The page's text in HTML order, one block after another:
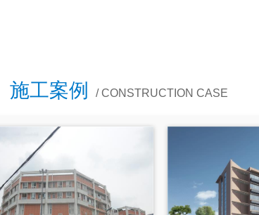
施工案例 / CONSTRUCTION CASE